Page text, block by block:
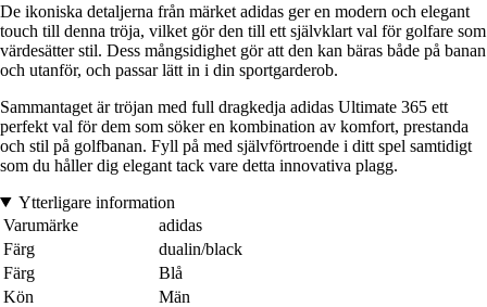
De ikoniska detaljerna från märket adidas ger en modern och elegant
touch till denna tröja, vilket gör den till ett självklart val för golfare som
värdesätter stil. Dess mångsidighet gör att den kan bäras både på banan
och utanför, och passar lätt in i din sportgarderob.
Sammantaget är tröjan med full dragkedja adidas Ultimate 365 ett
perfekt val för dem som söker en kombination av komfort, prestanda
och stil på golfbanan. Fyll på med självförtroende i ditt spel samtidigt
som du håller dig elegant tack vare detta innovativa plagg.
Ytterligare information
Varumärke
adidas
Färg
dualin/black
Färg
Blå
Kön
Män